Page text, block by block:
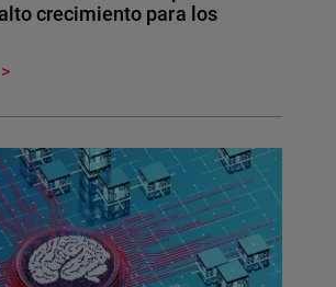
crecimiento para los